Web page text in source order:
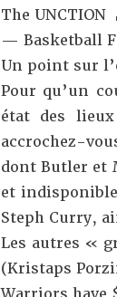
The UNCTION
— Basketball
Un point sur
Pour qu’un
état des
accrochez-
dont Butler et
et
Steph Curry,
Les autres «
(Kristaps